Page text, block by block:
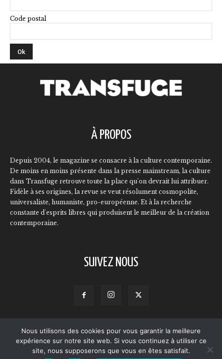
Code postal
À PROPOS
Depuis 2004, le magazine se consacre à la culture contemporaine.
De moins en moins présente dans la presse mainstream, la culture
dans Transfuge retrouve toute la place qu'on devrait lui attribuer.
Fidèle à ses origines, la revue se veut résolument cosmopolite,
universaliste, humaniste, pro-européenne. Et à la recherche
constante d'esprits libres qui produisent le meilleur de la création
contemporaine.
SUIVEZ NOUS
Contact Qui sommes-nous ? L’équipe
Annonceurs
Mentions légales
Politique de confidentialité
Nous utilisons des cookies pour vous garantir la meilleure
expérience sur notre site web. Si vous continuez à utiliser ce
site, nous supposerons que vous en êtes satisfait.